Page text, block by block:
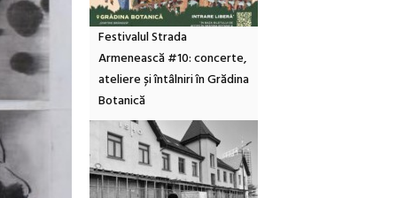
Festivalul Strada
Armenească #10: concerte,
ateliere și întâlniri în Grădina
Botanică